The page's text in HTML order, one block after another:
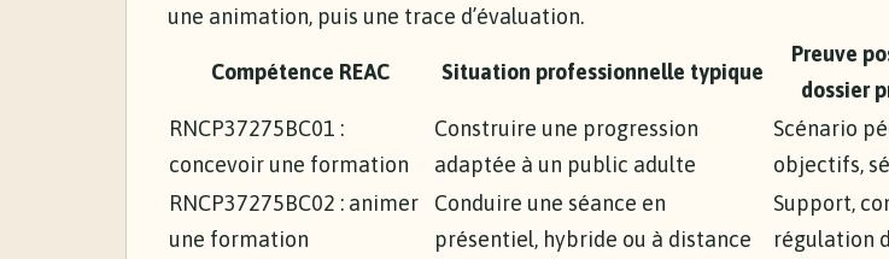
une animation, puis une trace d’évaluation.
Compétence REAC Situation professionnelle typique
Preuve
dossier
RNCP37275BC01 :
concevoir une formation
Construire une progression
adaptée à un public adulte
Scénario
objectifs,
RNCP37275BC02 : animer
une formation
Conduire une séance en
présentiel, hybride ou à distance
Support,
régulation